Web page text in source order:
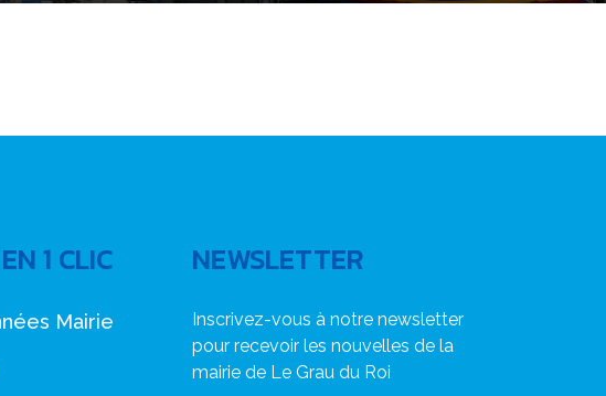
1 CLIC
Mairie
NEWSLETTER
Inscrivez-vous à notre newsletter
pour recevoir les nouvelles de la
mairie de Le Grau du Roi